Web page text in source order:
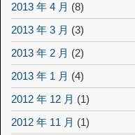
2013 年 4 月 (8)
2013 年 3 月 (3)
2013 年 2 月 (2)
2013 年 1 月 (4)
2012 年 12 月 (1)
2012 年 11 月 (1)